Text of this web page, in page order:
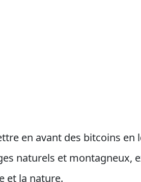
en avant des bitcoins en
naturels et montagneux,
et la nature.